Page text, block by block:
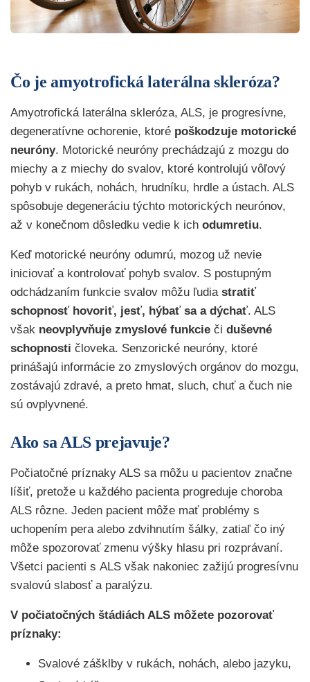
Čo je amyotrofická laterálna skleróza?
Amyotrofická laterálna skleróza, ALS, je progresívne,
degeneratívne ochorenie, ktoré poškodzuje motorické
neuróny. Motorické neuróny prechádzajú z mozgu do
miechy a z miechy do svalov, ktoré kontrolujú vôľový
pohyb v rukách, nohách, hrudníku, hrdle a ústach. ALS
spôsobuje degeneráciu týchto motorických neurónov,
až v konečnom dôsledku vedie k ich odumretiu.
Keď motorické neuróny odumrú, mozog už nevie
iniciovať a kontrolovať pohyb svalov. S postupným
odchádzaním funkcie svalov môžu ľudia stratiť
schopnosť hovoriť, jesť, hýbať sa a dýchať. ALS
však neovplyvňuje zmyslové funkcie či duševné
schopnosti človeka. Senzorické neuróny, ktoré
prinášajú informácie zo zmyslových orgánov do mozgu,
zostávajú zdravé, a preto hmat, sluch, chuť a čuch nie
sú ovplyvnené.
Ako sa ALS prejavuje?
Počiatočné príznaky ALS sa môžu u pacientov značne
líšiť, pretože u každého pacienta progreduje choroba
ALS rôzne. Jeden pacient môže mať problémy s
uchopením pera alebo zdvihnutím šálky, zatiaľ čo iný
môže spozorovať zmenu výšky hlasu pri rozprávaní.
Všetci pacienti s ALS však nakoniec zažijú progresívnu
svalovú slabosť a paralýzu.
V počiatočných štádiách ALS môžete pozorovať
príznaky:
Svalové zášklby v rukách, nohách, alebo jazyku,